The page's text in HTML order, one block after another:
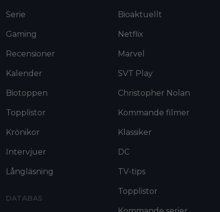
Serie
Gaming
Recensioner
Kalender
Biotoppen
Topplistor
Krönikor
Intervjuer
Långläsning
DATABAS
Bioaktuellt
Netflix
Marvel
SVT Play
Christopher Nolan
Kommande filmer
Klassiker
DC
TV-tips
Topplistor